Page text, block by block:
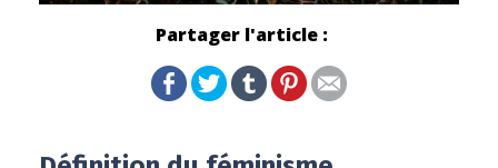
Partager l'article :